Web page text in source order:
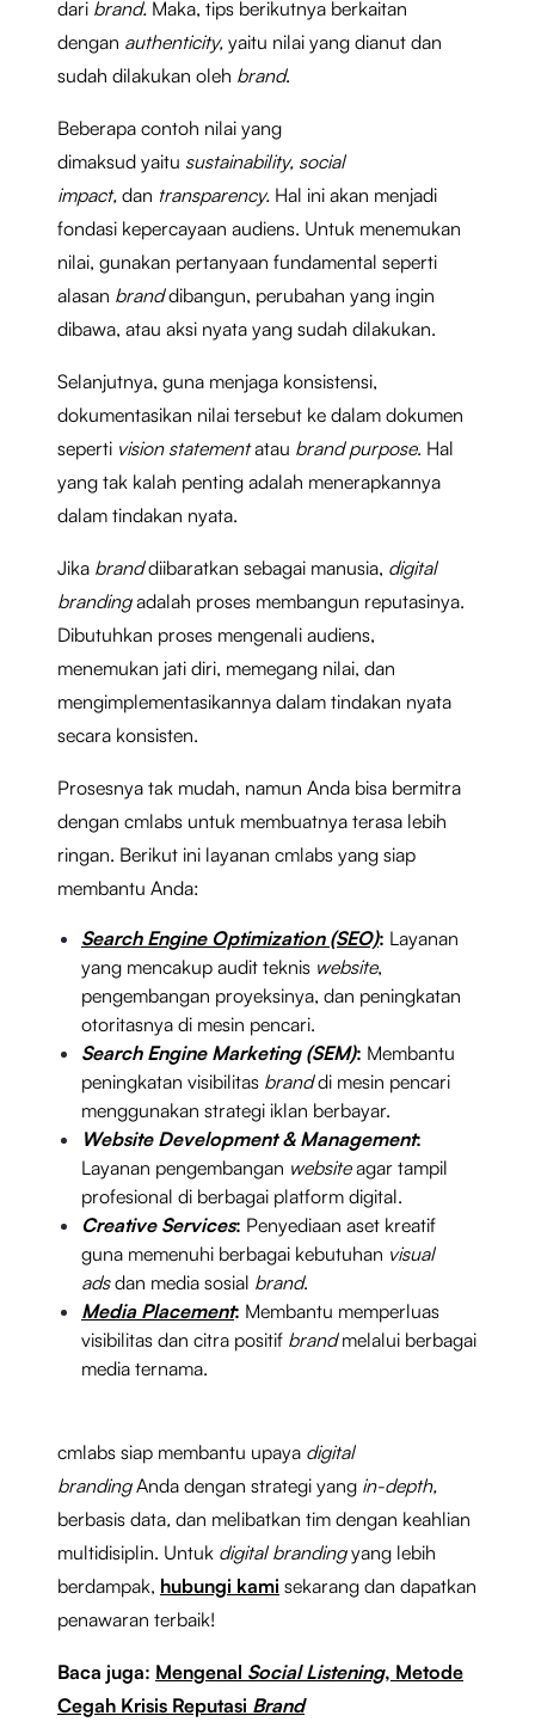
dari brand. Maka, tips berikutnya berkaitan
dengan authenticity, yaitu nilai yang dianut dan
sudah dilakukan oleh brand.
Beberapa contoh nilai yang
dimaksud yaitu sustainability, social
impact, dan transparency. Hal ini akan menjadi
fondasi kepercayaan audiens. Untuk menemukan
nilai, gunakan pertanyaan fundamental seperti
alasan branddibangun, perubahan yang ingin
dibawa, atau aksi nyata yang sudah dilakukan.
Selanjutnya, guna menjaga konsistensi,
dokumentasikan nilai tersebut ke dalam dokumen
seperti vision statementatau brand purpose. Hal
yang tak kalah penting adalah menerapkannya
dalam tindakan nyata.
Jika branddiibaratkan sebagai manusia, digital
brandingadalah proses membangun reputasinya.
Dibutuhkan proses mengenali audiens,
menemukan jati diri, memegang nilai, dan
mengimplementasikannya dalam tindakan nyata
secara konsisten.
Prosesnya tak mudah, namun Anda bisa bermitra
dengan cmlabs untuk membuatnya terasa lebih
ringan. Berikut ini layanan cmlabs yang siap
membantu Anda:
Search Engine Optimization (SEO): Layanan
yang mencakup audit teknis website,
pengembangan proyeksinya, dan peningkatan
otoritasnya di mesin pencari.
Search Engine Marketing (SEM): Membantu
peningkatan visibilitas branddi mesin pencari
menggunakan strategi iklan berbayar.
Website Development & Management:
Layanan pengembangan websiteagar tampil
profesional di berbagai platform digital.
Creative Services: Penyediaan aset kreatif
guna memenuhi berbagai kebutuhan visual
adsdan media sosial brand.
Media Placement: Membantu memperluas
visibilitas dan citra positif brandmelalui berbagai
media ternama.
cmlabs siap membantu upaya digital
brandingAnda dengan strategi yang in-depth,
berbasis data, dan melibatkan tim dengan keahlian
multidisiplin. Untuk digital brandingyang lebih
berdampak, hubungi kami sekarang dan dapatkan
penawaran terbaik!
Baca juga: Mengenal Social Listening, Metode
Cegah Krisis Reputasi Brand